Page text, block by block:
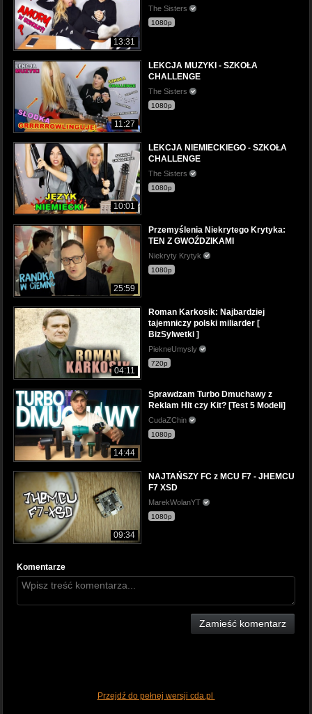
13:31
The Sisters
1080p
11:27
LEKCJA MUZYKI - SZKOŁA
CHALLENGE
The Sisters
1080p
10:01
LEKCJA NIEMIECKIEGO - SZKOŁA
CHALLENGE
The Sisters
1080p
25:59
Przemyślenia Niekrytego Krytyka:
TEN Z GWOŹDZIKAMI
Niekryty Krytyk
1080p
04:11
Roman Karkosik: Najbardziej
tajemniczy polski miliarder [
BizSylwetki ]
PiekneUmysly
720p
14:44
Sprawdzam Turbo Dmuchawy z
Reklam Hit czy Kit? [Test 5 Modeli]
CudaZChin
1080p
09:34
NAJTAŃSZY FC z MCU F7 - JHEMCU
F7 XSD
MarekWolanYT
1080p
Komentarze
Zamieść komentarz
Przejdź do pełnej wersji cda.pl